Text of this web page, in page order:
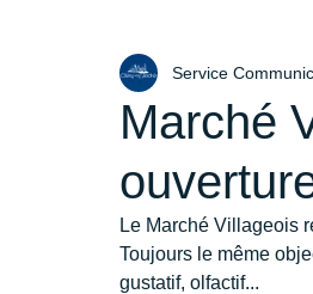
Marché
Service
Le Marché Villageois
Toujours le même
gustatif, olfactif...